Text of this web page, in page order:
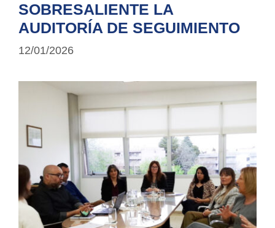
SOBRESALIENTE LA
AUDITORÍA DE SEGUIMIENTO
12/01/2026